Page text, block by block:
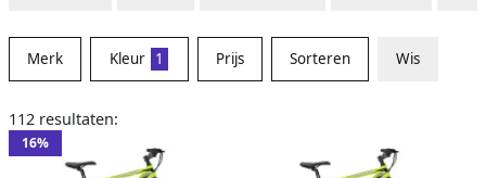
Merk Kleur 1 Prijs Sorteren Wis
112 resultaten:
16%